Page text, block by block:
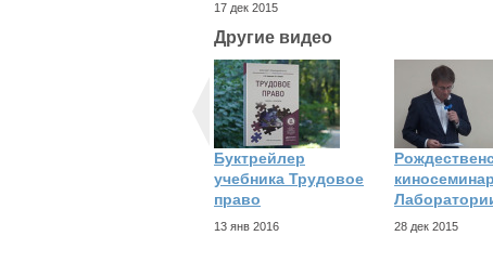
17 дек 2015
Другие видео
Буктрейлер
учебника Трудовое
право
13 янв 2016
киносеминар
28 дек 2015